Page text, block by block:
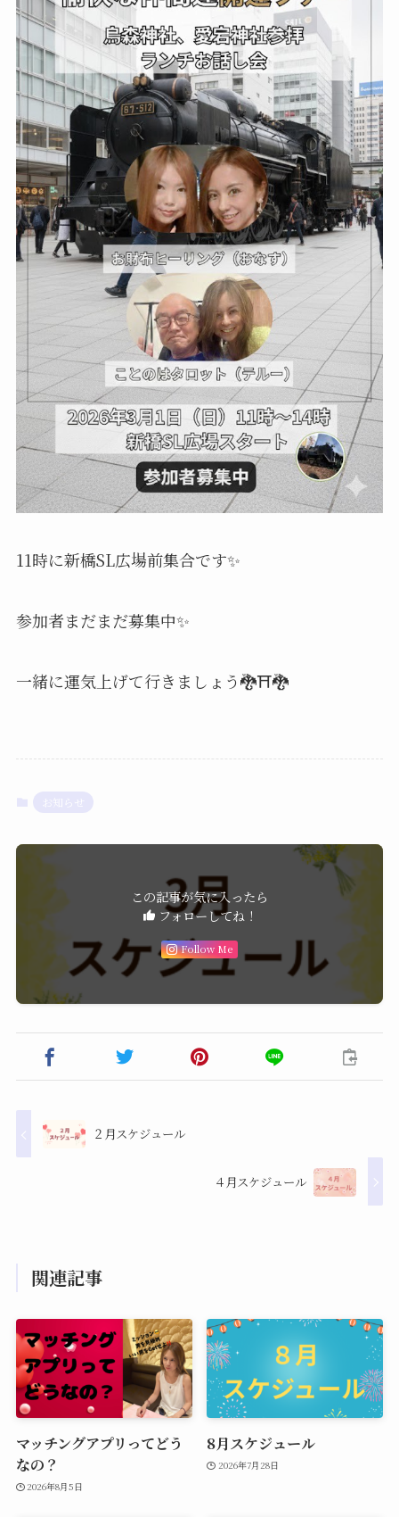
11時に新橋SL広場前集合です✨
参加者まだまだ募集中✨
一緒に運気上げて行きましょう🐉⛩️🐉
お知らせ
この記事が気に入ったら
フォローしてね！
Follow Me
２月スケジュール
４月スケジュール
関連記事
マッチングアプリってどう
なの？
2026年8月5日
8月スケジュール
2026年7月28日